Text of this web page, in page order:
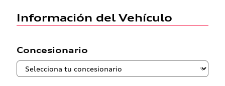
Información del Vehículo
Concesionario